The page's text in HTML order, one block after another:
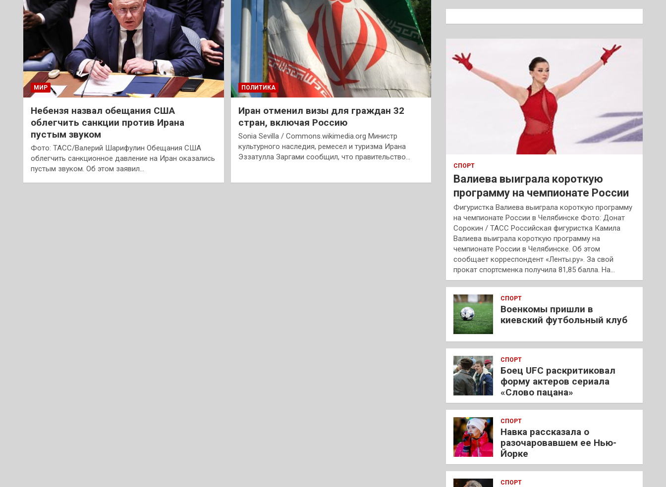
МИР
Небензя назвал обещания США
облегчить санкции против Ирана
пустым звуком
Фото: ТАСС/Валерий Шарифулин Обещания США
облегчить санкционное давление на Иран оказались
пустым звуком. Об этом заявил…
ПОЛИТИКА
Иран отменил визы для граждан 32
стран, включая Россию
Sonia Sevilla / Commons.wikimedia.org Министр
культурного наследия, ремесел и туризма Ирана
Эззатулла Заргами сообщил, что правительство…
к
СПОРТ
Валиева выиграла короткую
программу на чемпионате России
Фигуристка Валиева выиграла короткую программу
на чемпионате России в Челябинске Фото: Донат
Сорокин / ТАСС Российская фигуристка Камила
Валиева выиграла короткую программу на
чемпионате России в Челябинске. Об этом
сообщает корреспондент «Ленты.ру». За свой
прокат спортсменка получила 81,85 балла. На…
СПОРТ
Военкомы пришли в
киевский футбольный клуб
СПОРТ
Боец UFC раскритиковал
форму актеров сериала
«Слово пацана»
СПОРТ
Навка рассказала о
разочаровавшем ее Нью-
Йорке
СПОРТ